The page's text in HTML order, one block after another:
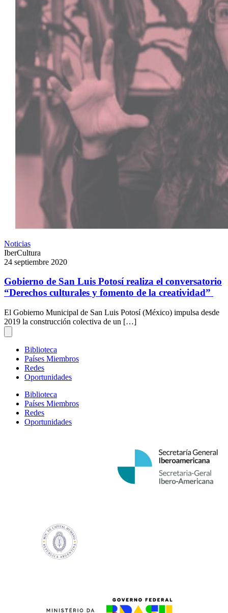
Noticias
IberCultura
24 septiembre 2020
Gobierno de San Luis Potosí realiza el conversatorio
“Derechos culturales y fomento de la creatividad”
El Gobierno Municipal de San Luis Potosí (México) impulsa desde
2019 la construcción colectiva de un […]
Biblioteca
Países Miembros
Redes
Oportunidades
Biblioteca
Países Miembros
Redes
Oportunidades